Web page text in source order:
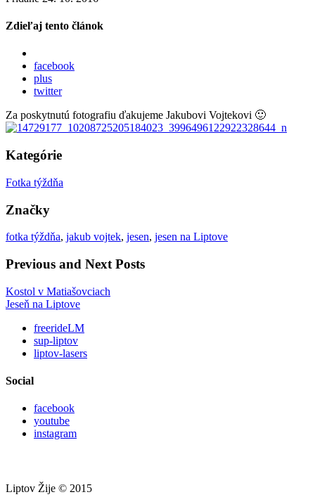
Zdieľaj tento článok
facebook
plus
twitter
Za poskytnutú fotografiu ďakujeme Jakubovi Vojtekovi 🙂
Kategórie
Fotka týždňa
Značky
fotka týždňa, jakub vojtek, jesen, jesen na Liptove
Previous and Next Posts
Kostol v Matiašovciach
Jeseň na Liptove
freerideLM
sup-liptov
liptov-lasers
Social
facebook
youtube
instagram
Liptov Žije © 2015